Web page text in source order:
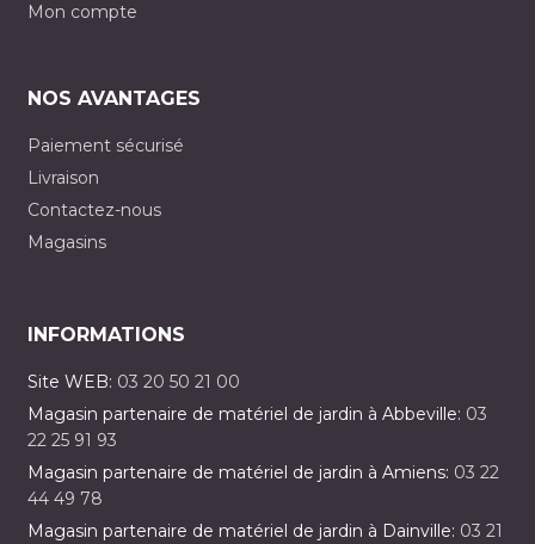
Mon compte
NOS AVANTAGES
Paiement sécurisé
Livraison
Contactez-nous
Magasins
INFORMATIONS
Site WEB: 03 20 50 21 00
Magasin partenaire de matériel de jardin à Abbeville: 03
22 25 91 93
Magasin partenaire de matériel de jardin à Amiens: 03 22
44 49 78
Magasin partenaire de matériel de jardin à Dainville: 03 21